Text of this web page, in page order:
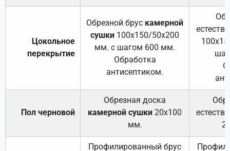
Цокольное
перекрытие
Обрезной брус камерной
сушки 100х150/50х200
мм. с шагом 600 мм.
Обработка
антисептиком.
Пол черновой
Обрезная доска
камерной сушки 20х100
мм.
Профилированный брус